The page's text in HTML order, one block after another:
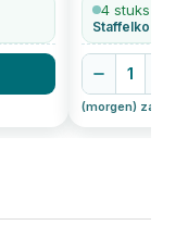
4 stuks op
Staffelkorting
1
(morgen)